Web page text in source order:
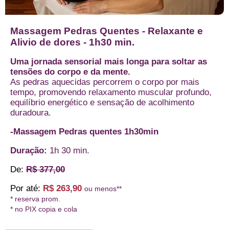
Massagem Pedras Quentes - Relaxante e
Alivio de dores - 1h30 min.
Uma jornada sensorial mais longa para soltar as
tensões do corpo e da mente.
As pedras aquecidas percorrem o corpo por mais
tempo, promovendo relaxamento muscular profundo,
equilíbrio energético e sensação de acolhimento
duradoura.
-Massagem Pedras quentes 1h30min
Duração: 1h 30 min.
De: R$ 377,00
Por até: R$ 263,90 ou menos**
* reserva prom.
* no PIX copia e cola